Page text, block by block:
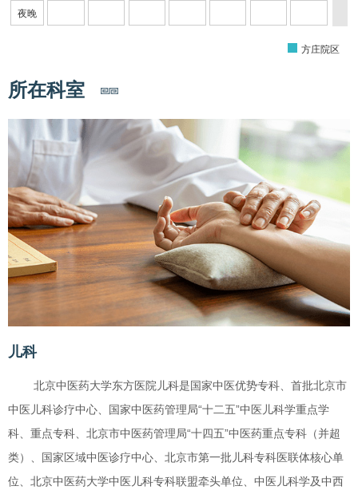
夜晚
方庄院区
所在科室
儿科
北京中医药大学东方医院儿科是国家中医优势专科、首批北京市
中医儿科诊疗中心、国家中医药管理局“十二五”中医儿科学重点学
科、重点专科、北京市中医药管理局“十四五”中医药重点专科（并超
类）、国家区域中医诊疗中心、北京市第一批儿科专科医联体核心单
位、北京中医药大学中医儿科专科联盟牵头单位、中医儿科学及中西